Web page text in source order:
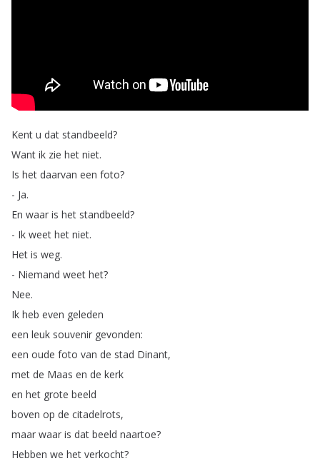
Kent u dat standbeeld?
Want ik zie het niet.
Is het daarvan een foto?
- Ja.
En waar is het standbeeld?
- Ik weet het niet.
Het is weg.
- Niemand weet het?
Nee.
Ik heb even geleden
een leuk souvenir gevonden:
een oude foto van de stad Dinant,
met de Maas en de kerk
en het grote beeld
boven op de citadelrots,
maar waar is dat beeld naartoe?
Hebben we het verkocht?